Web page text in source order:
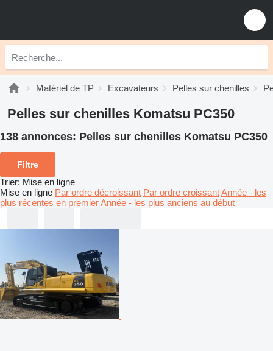
Matériel de TP Excavateurs Pelles sur chenilles
Pelles sur chenilles Komatsu PC350
138 annonces: Pelles sur chenilles Komatsu PC350
Filtre
Trier: Mise en ligne
Mise en ligne Par ordre décroissant Par ordre croissantAnnée - les
plus récentes en premierAnnée - les plus anciens au début